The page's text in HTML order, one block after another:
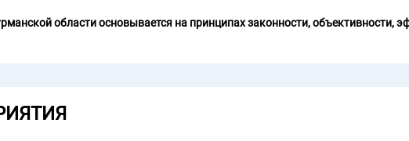
области основывается на принципах законности, объективности,